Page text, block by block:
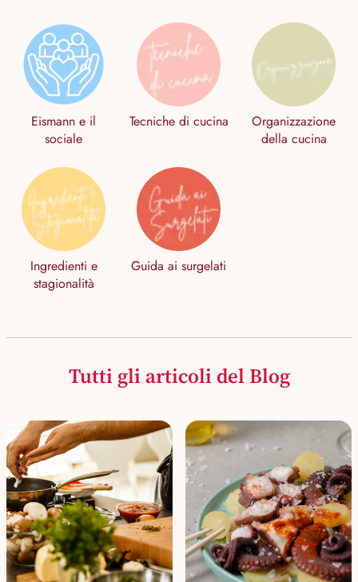
Eismann e il
sociale
Tecniche di cucina
Organizzazione
della cucina
Ingredienti e
stagionalità
Guida ai surgelati
Tutti gli articoli del Blog